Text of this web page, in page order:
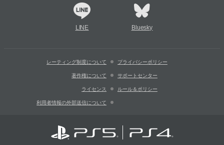
LINE Bluesky
レーティング制度について プライバシーポリシー
著作権について サポートセンター
ライセンス ルール＆ポリシー
利用者情報の外部送信について